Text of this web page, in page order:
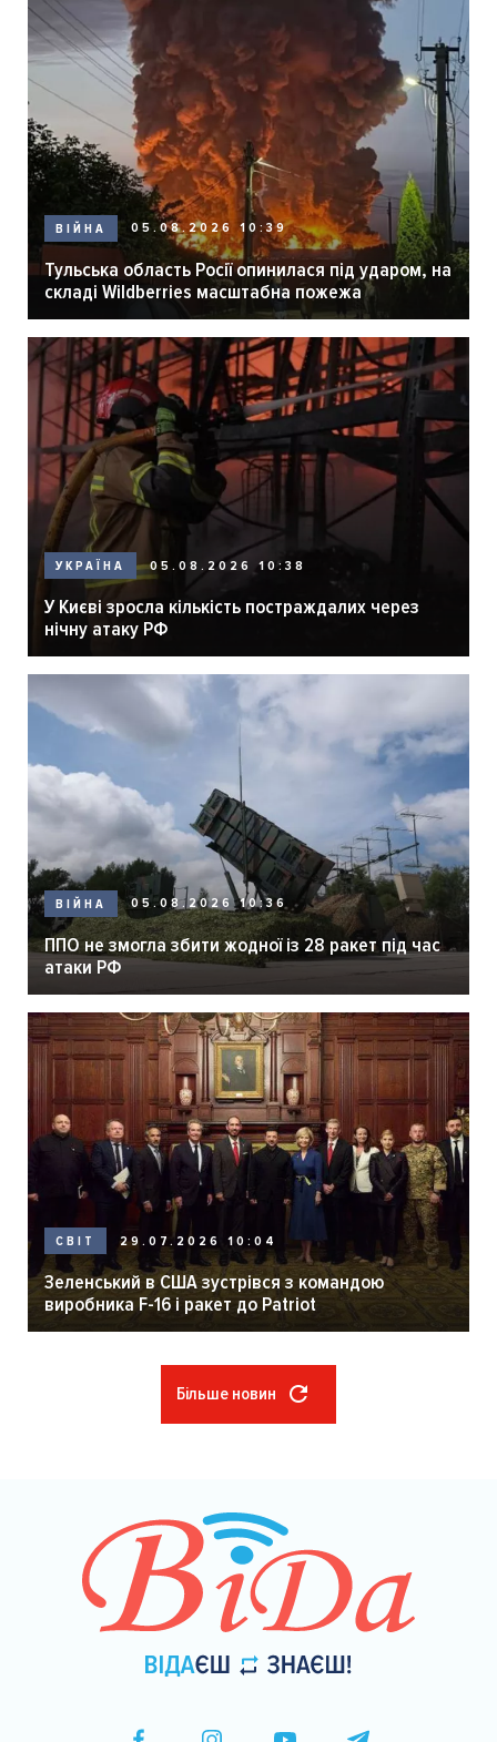
ВІЙНА 05.08.2026 10:39
Тульська область Росії опинилася під ударом, на
складі Wildberries масштабна пожежа
УКРАЇНА 05.08.2026 10:38
У Києві зросла кількість постраждалих через
нічну атаку РФ
ВІЙНА 05.08.2026 10:36
ППО не змогла збити жодної із 28 ракет під час
атаки РФ
СВІТ 29.07.2026 10:04
Зеленський в США зустрівся з командою
виробника F-16 і ракет до Patriot
Більше новин